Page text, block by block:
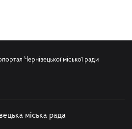
Чернівецької міської ради
міська рада